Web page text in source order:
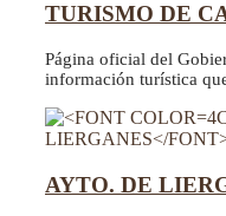
TURISMO DE
Página oficial del
información turística
AYTO. DE